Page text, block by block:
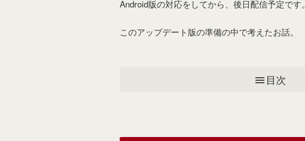
Android版の対応をしてから、後日配信予定です。
このアップデート版の準備の中で考えたお話。
目次